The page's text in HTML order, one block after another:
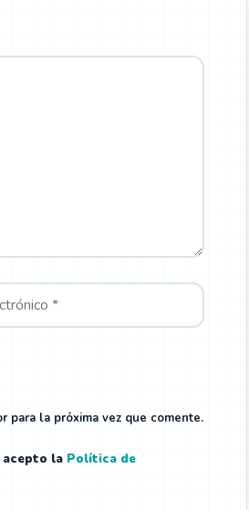
para la próxima vez que comente.
acepto la Política de